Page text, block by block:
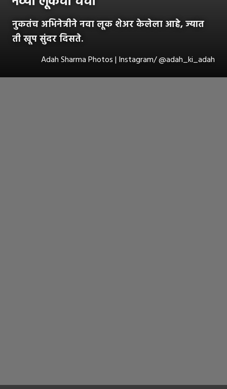
नुकतंच अभिनेत्रीने नवा लूक शेअर केलेला आहे, ज्यात
ती खूप सुंदर दिसते.
Adah Sharma Photos | Instagram/ @adah_ki_adah